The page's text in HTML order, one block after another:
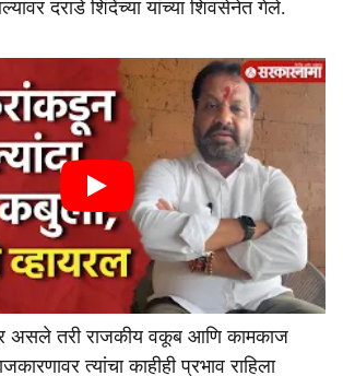
दराडे शिंदेंच्या यांच्या शिवसेनेत गेले.
असले तरी राजकीय वकूब आणि कामकाज
त्यांचा काहीही प्रभाव राहिला